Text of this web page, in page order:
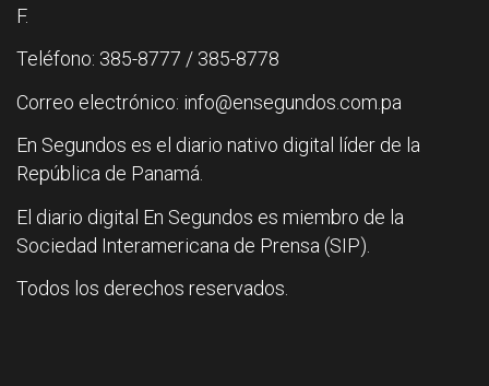
F.
Teléfono: 385-8777 / 385-8778
Correo electrónico: info@ensegundos.com.pa
En Segundos es el diario nativo digital líder de la
República de Panamá.
El diario digital En Segundos es miembro de la
Sociedad Interamericana de Prensa (SIP).
Todos los derechos reservados.